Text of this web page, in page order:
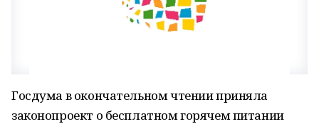
Госдума в окончательном чтении приняла
законопроект о бесплатном горячем питании